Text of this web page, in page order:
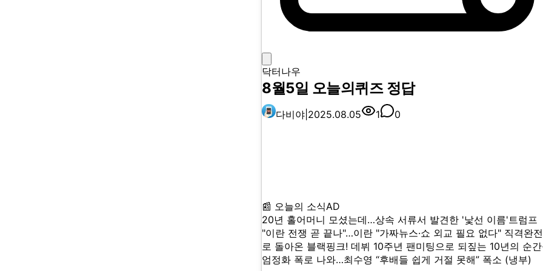
닥터나우
8월5일 오늘의퀴즈 정답
다비야 2025.08.05 1 0
📰 오늘의 소식AD
20년 홀어머니 모셨는데…상속 서류서 발견한 '낯선 이름'트럼프
"이란 전쟁 곧 끝나"…이란 "가짜뉴스·쇼 외교 필요 없다" 직격완
로 돌아온 블랙핑크! 데뷔 10주년 팬미팅으로 되짚는 10년의 순
엄정화 폭로 나와…최수영 “후배들 쉽게 거절 못해” 폭소 (냉부)